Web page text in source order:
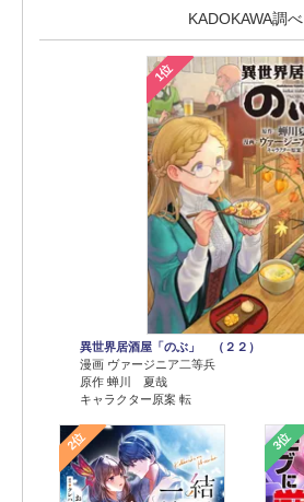
KADOKAWA調べ
1位
異世界居酒屋「のぶ」 （２２）
漫画 ヴァージニア二等兵
原作 蝉川 夏哉
キャラクター原案 転
2位 3位